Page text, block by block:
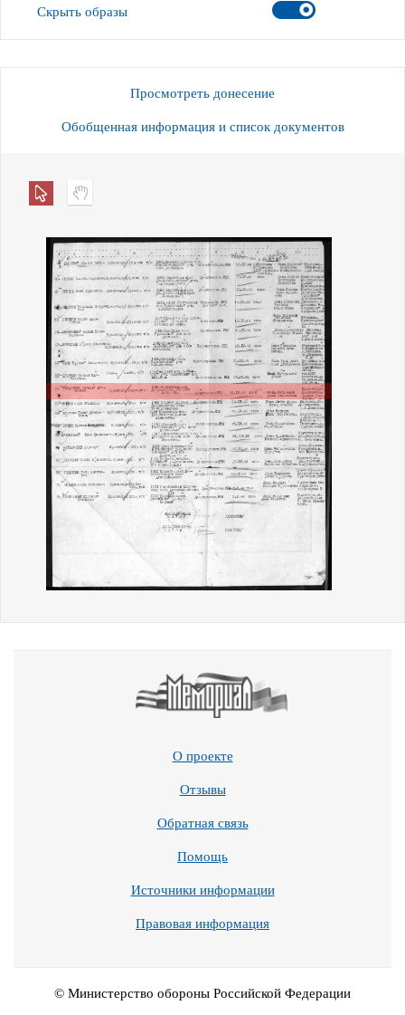
Скрыть образы
Просмотреть донесение
Обобщенная информация и список документов
О проекте
Отзывы
Обратная связь
Помощь
Источники информации
Правовая информация
© Министерство обороны Российской Федерации